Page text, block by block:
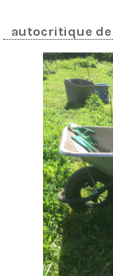
autocritique